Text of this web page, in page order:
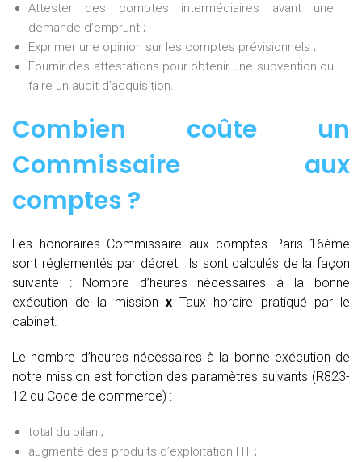
Attester des comptes intermédiaires avant une
demande d’emprunt ;
Exprimer une opinion sur les comptes prévisionnels ;
Fournir des attestations pour obtenir une subvention ou
faire un audit d’acquisition.
Combien coûte un
Commissaire aux
comptes ?
Les honoraires Commissaire aux comptes Paris 16ème
sont réglementés par décret. Ils sont calculés de la façon
suivante :
Nombre d’heures nécessaires à la bonne
exécution de la mission xTaux horaire pratiqué par le
cabinet.
Le nombre d’heures nécessaires à la bonne exécution de
notre mission est fonction des paramètres suivants (R823-
12 du Code de commerce) :
total du bilan ;
augmenté des produits d’exploitation HT ;